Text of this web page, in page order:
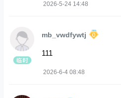
2026-5-24 14:48
mb_vwdfywtj
111
2026-6-4 08:48